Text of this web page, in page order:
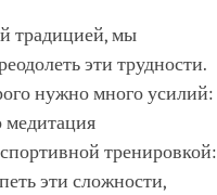
традицией, мы
эти трудности.
нужно много усилий:
медитация
тренировкой:
эти сложности,